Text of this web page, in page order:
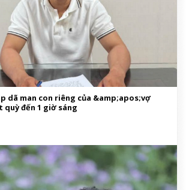
dã man con riêng của &amp;apos;vợ
đến 1 giờ sáng